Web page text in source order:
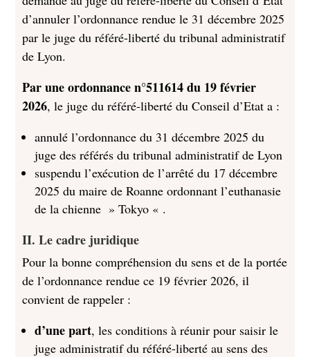
d’annuler l’ordonnance rendue le 31 décembre 2025
par le juge du référé-liberté du tribunal administratif
de Lyon.
Par une ordonnance n°511614 du 19 février
2026, le juge du référé-liberté du Conseil d’Etat a :
annulé l’ordonnance du 31 décembre 2025 du
juge des référés du tribunal administratif de Lyon
suspendu l’exécution de l’arrêté du 17 décembre
2025 du maire de Roanne ordonnant l’euthanasie
de la chienne » Tokyo « .
II. Le cadre juridique
Pour la bonne compréhension du sens et de la portée
de l’ordonnance rendue ce 19 février 2026, il
convient de rappeler :
d’une part, les conditions à réunir pour saisir le
juge administratif du référé-liberté au sens des